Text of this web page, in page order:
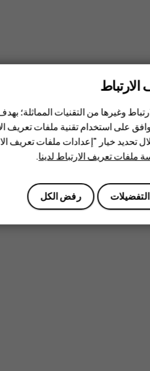
وغيرها من التقنيات
على استخدام تقنية ملفات تعريف
تحديد خيار "إعدادات ملفات تعريف
ملفات تعريف الارتباط لدينا.
رفض الكل